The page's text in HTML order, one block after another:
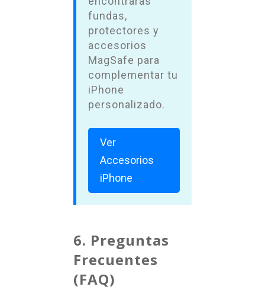
fundas,
protectores y
accesorios
MagSafe para
complementar tu
iPhone
personalizado.
Ver
Accesorios
iPhone
6. Preguntas
Frecuentes
(FAQ)